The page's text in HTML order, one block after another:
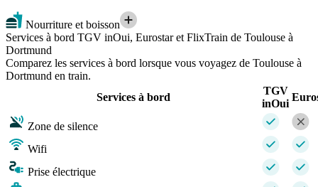
Nourriture et boisson
Services à bord TGV inOui, Eurostar et FlixTrain de Toulouse à
Dortmund
Comparez les services à bord lorsque vous voyagez de Toulouse à
Dortmund en train.
Services à bord
TGV
inOui
Zone de silence
Wifi
Prise électrique